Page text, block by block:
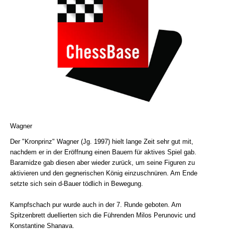
Wagner
Der "Kronprinz" Wagner (Jg. 1997) hielt lange Zeit sehr gut mit,
nachdem er in der Eröffnung einen Bauern für aktives Spiel gab.
Baramidze gab diesen aber wieder zurück, um seine Figuren zu
aktivieren und den gegnerischen König einzuschnüren. Am Ende
setzte sich sein d-Bauer tödlich in Bewegung.
Kampfschach pur wurde auch in der 7. Runde geboten. Am
Spitzenbrett duellierten sich die Führenden Milos Perunovic und
Konstantine Shanava.